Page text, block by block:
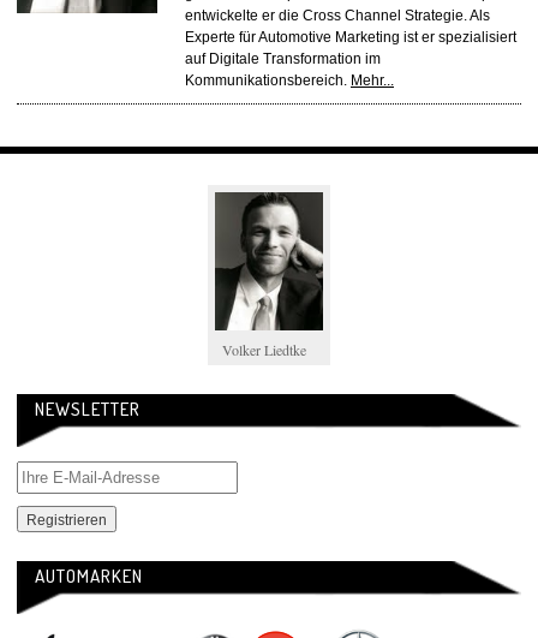
entwickelte er die Cross Channel Strategie. Als
Experte für Automotive Marketing ist er spezialisiert
auf Digitale Transformation im
Kommunikationsbereich. Mehr...
Volker Liedtke
NEWSLETTER
AUTOMARKEN